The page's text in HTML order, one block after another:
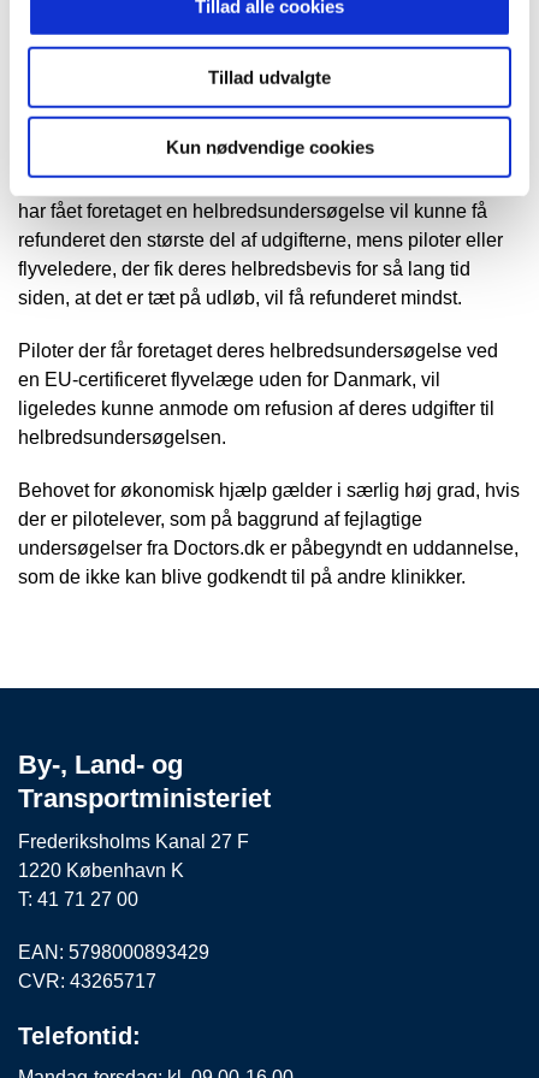
Tillad alle cookies
Tillad udvalgte
Kun nødvendige cookies
Der vil være tale om en proportional model, hvor piloterne
deres udgifter til en ny helbredsundersøgelse alt efter, hvor
længe siden det er, at de fik deres nu ugyldige
helbredsbevis. Piloter eller flyveledere der for ganske nylig
har fået foretaget en helbredsundersøgelse vil kunne få
refunderet den største del af udgifterne, mens piloter eller
flyveledere, der fik deres helbredsbevis for så lang tid
siden, at det er tæt på udløb, vil få refunderet mindst.
Piloter der får foretaget deres helbredsundersøgelse ved
en EU-certificeret flyvelæge uden for Danmark, vil
ligeledes kunne anmode om refusion af deres udgifter til
helbredsundersøgelsen.
Behovet for økonomisk hjælp gælder i særlig høj grad, hvis
der er pilotelever, som på baggrund af fejlagtige
undersøgelser fra Doctors.dk er påbegyndt en uddannelse,
som de ikke kan blive godkendt til på andre klinikker.
By-, Land- og
Transportministeriet
Frederiksholms Kanal 27 F
1220 København K
T: 41 71 27 00
EAN: 5798000893429
CVR: 43265717
Telefontid: